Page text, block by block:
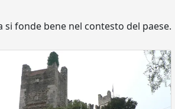
fonde bene nel contesto del paese.